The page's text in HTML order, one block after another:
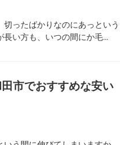
ったばかりなのにあっという
長い方も、いつの間にか毛…
市でおすすめな安い